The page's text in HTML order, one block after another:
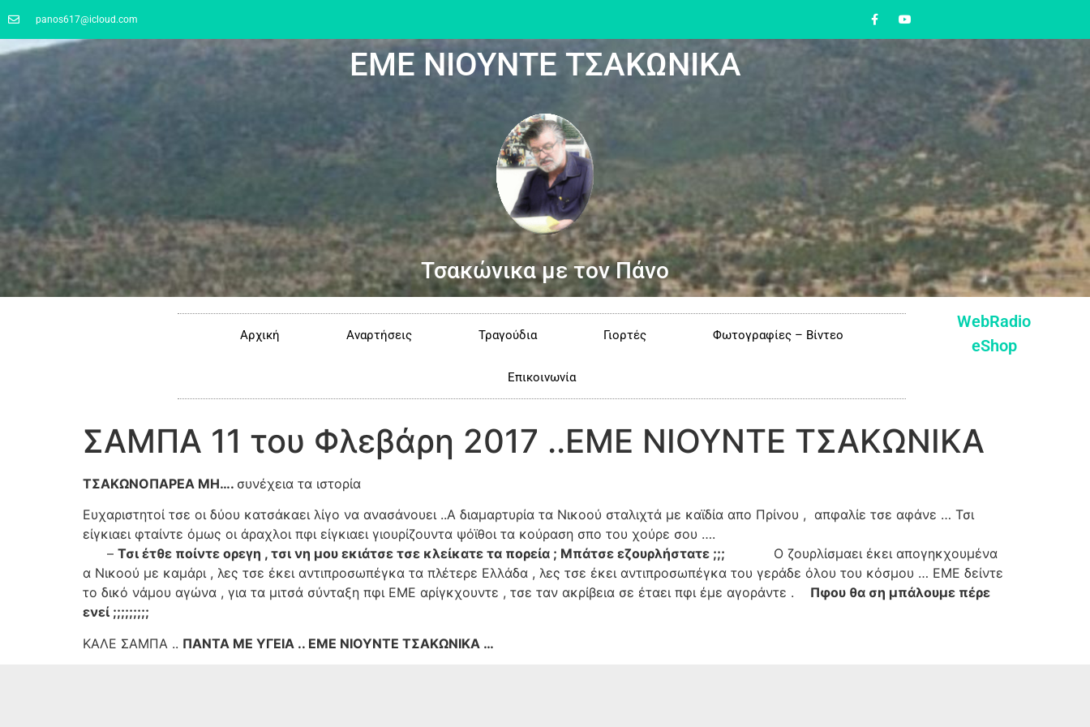
panos617@icloud.com
ΕΜΕ ΝΙΟΥΝΤΕ ΤΣΑΚΩΝΙΚΑ
Τσακώνικα με τον Πάνο
Αρχική Αναρτήσεις Τραγούδια Γιορτές Φωτογραφίες – Βίντεο
Επικοινωνία
WebRadio
eShop
ΣΑΜΠΑ 11 του Φλεβάρη 2017 ..ΕΜΕ ΝΙΟΥΝΤΕ ΤΣΑΚΩΝΙΚΑ
ΤΣΑΚΩΝΟΠΑΡΕΑ ΜΗ…. συνέχεια τα ιστορία
Ευχαριστητοί τσε οι δύου κατσάκαει λίγο να ανασάνουει ..Α διαμαρτυρία τα Νικοού σταλιχτά με καϊδία απο Πρίνου , απφαλίε τσε αφάνε … Τσι
είγκιαει φταίντε όμως οι άραχλοι πφι είγκιαει γιουρίζουντα ψόϊθοι τα κούραση σπο του χούρε σου ….
– Τσι έτθε ποίντε ορεγη , τσι νη μου εκιάτσε τσε κλείκατε τα πορεία ; Μπάτσε εζουρλήστατε ;;; Ο ζουρλίσμαει έκει απογηκχουμένα
α Νικοού με καμάρι , λες τσε έκει αντιπροσωπέγκα τα πλέτερε Ελλάδα , λες τσε έκει αντιπροσωπέγκα του γεράδε όλου του κόσμου … ΕΜΕ δείντε
το δικό νάμου αγώνα , για τα μιτσά σύνταξη πφι ΕΜΕ αρίγκχουντε , τσε ταν ακρίβεια σε έταει πφι έμε αγοράντε . Πφου θα ση μπάλουμε πέρε
ενεί ;;;;;;;;;
ΚΑΛΕ ΣΑΜΠΑ .. ΠΑΝΤΑ ΜΕ ΥΓΕΙΑ .. ΕΜΕ ΝΙΟΥΝΤΕ ΤΣΑΚΩΝΙΚΑ …